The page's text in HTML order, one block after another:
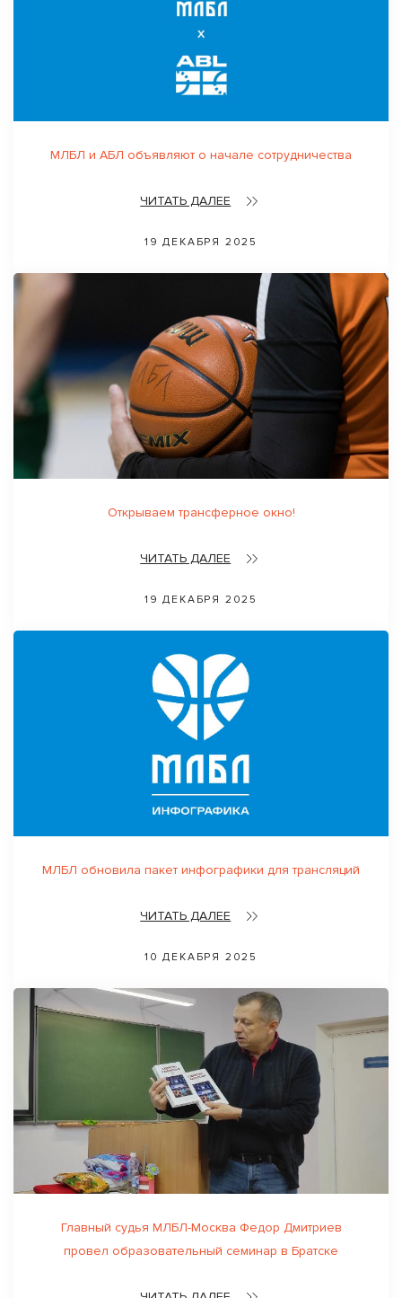
МЛБЛ и АБЛ объявляют о начале сотрудничества
ЧИТАТЬ ДАЛЕЕ
19 ДЕКАБРЯ 2025
Открываем трансферное окно!
ЧИТАТЬ ДАЛЕЕ
19 ДЕКАБРЯ 2025
МЛБЛ обновила пакет инфографики для трансляций
ЧИТАТЬ ДАЛЕЕ
10 ДЕКАБРЯ 2025
Главный судья МЛБЛ-Москва Федор Дмитриев
провел образовательный семинар в Братске